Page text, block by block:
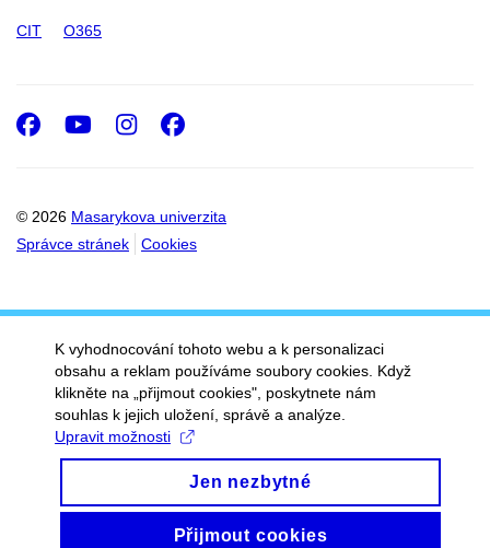
CIT O365
© 2026 Masarykova univerzita
Správce stránek
Cookies
Facebook
Youtube
Instagram
Facebook
K vyhodnocování tohoto webu a k personalizaci
obsahu a reklam používáme soubory cookies. Když
klikněte na „přijmout cookies", poskytnete nám
souhlas k jejich uložení, správě a analýze.
Upravit možnosti
Jen nezbytné
Přijmout cookies